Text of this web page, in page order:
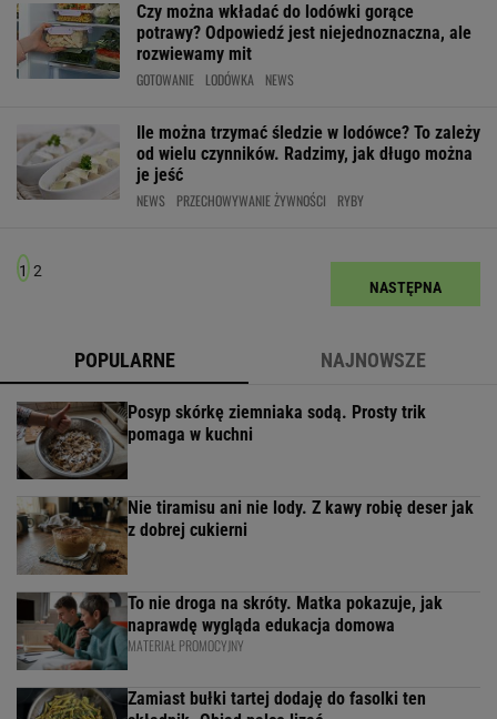
Czy można wkładać do lodówki gorące
potrawy? Odpowiedź jest niejednoznaczna, ale
rozwiewamy mit
GOTOWANIE LODÓWKA NEWS
Ile można trzymać śledzie w lodówce? To zależy
od wielu czynników. Radzimy, jak długo można
je jeść
NEWS PRZECHOWYWANIE ŻYWNOŚCI RYBY
1 2
NASTĘPNA
POPULARNE NAJNOWSZE
Posyp skórkę ziemniaka sodą. Prosty trik
pomaga w kuchni
Nie tiramisu ani nie lody. Z kawy robię deser jak
z dobrej cukierni
To nie droga na skróty. Matka pokazuje, jak
naprawdę wygląda edukacja domowa
MATERIAŁ PROMOCYJNY
Zamiast bułki tartej dodaję do fasolki ten